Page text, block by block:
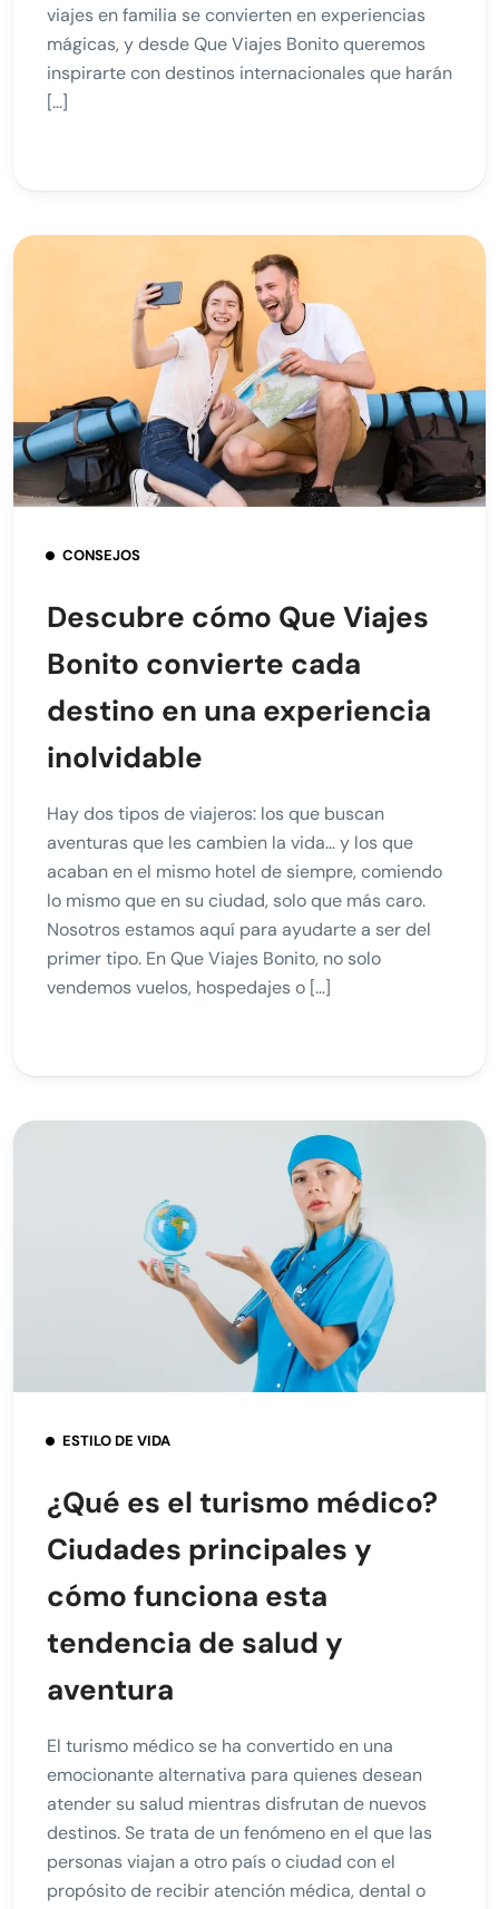
viajes en familia se convierten en experiencias
mágicas, y desde Que Viajes Bonito queremos
inspirarte con destinos internacionales que harán
[…]
CONSEJOS
Descubre cómo Que Viajes
Bonito convierte cada
destino en una experiencia
inolvidable
Hay dos tipos de viajeros: los que buscan
aventuras que les cambien la vida… y los que
acaban en el mismo hotel de siempre, comiendo
lo mismo que en su ciudad, solo que más caro.
Nosotros estamos aquí para ayudarte a ser del
primer tipo. En Que Viajes Bonito, no solo
vendemos vuelos, hospedajes o […]
ESTILO DE VIDA
¿Qué es el turismo médico?
Ciudades principales y
cómo funciona esta
tendencia de salud y
aventura
El turismo médico se ha convertido en una
emocionante alternativa para quienes desean
atender su salud mientras disfrutan de nuevos
destinos. Se trata de un fenómeno en el que las
personas viajan a otro país o ciudad con el
propósito de recibir atención médica, dental o